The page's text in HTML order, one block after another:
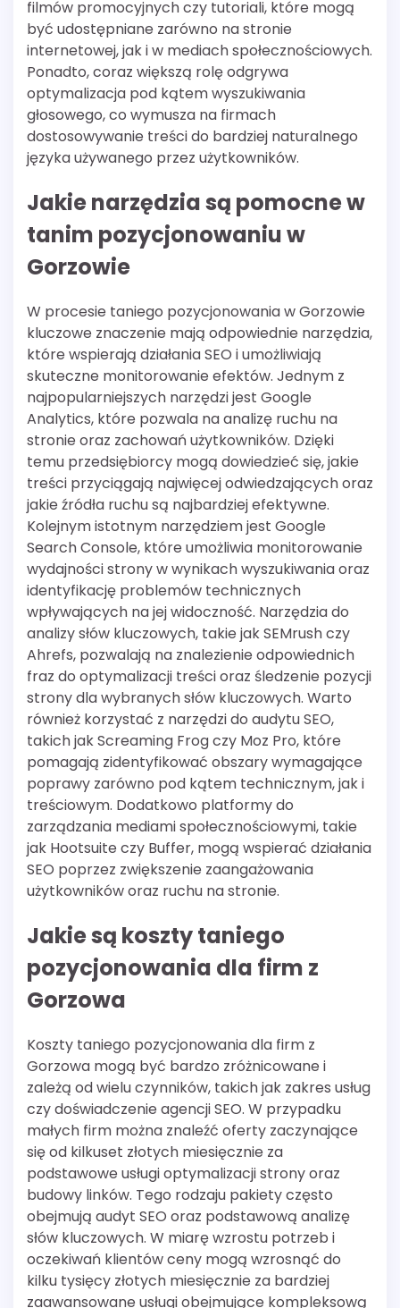
filmów promocyjnych czy tutoriali, które mogą
być udostępniane zarówno na stronie
internetowej, jak i w mediach społecznościowych.
Ponadto, coraz większą rolę odgrywa
optymalizacja pod kątem wyszukiwania
głosowego, co wymusza na firmach
dostosowywanie treści do bardziej naturalnego
języka używanego przez użytkowników.
Jakie narzędzia są pomocne w
tanim pozycjonowaniu w
Gorzowie
W procesie taniego pozycjonowania w Gorzowie
kluczowe znaczenie mają odpowiednie narzędzia,
które wspierają działania SEO i umożliwiają
skuteczne monitorowanie efektów. Jednym z
najpopularniejszych narzędzi jest Google
Analytics, które pozwala na analizę ruchu na
stronie oraz zachowań użytkowników. Dzięki
temu przedsiębiorcy mogą dowiedzieć się, jakie
treści przyciągają najwięcej odwiedzających oraz
jakie źródła ruchu są najbardziej efektywne.
Kolejnym istotnym narzędziem jest Google
Search Console, które umożliwia monitorowanie
wydajności strony w wynikach wyszukiwania oraz
identyfikację problemów technicznych
wpływających na jej widoczność. Narzędzia do
analizy słów kluczowych, takie jak SEMrush czy
Ahrefs, pozwalają na znalezienie odpowiednich
fraz do optymalizacji treści oraz śledzenie pozycji
strony dla wybranych słów kluczowych. Warto
również korzystać z narzędzi do audytu SEO,
takich jak Screaming Frog czy Moz Pro, które
pomagają zidentyfikować obszary wymagające
poprawy zarówno pod kątem technicznym, jak i
treściowym. Dodatkowo platformy do
zarządzania mediami społecznościowymi, takie
jak Hootsuite czy Buffer, mogą wspierać działania
SEO poprzez zwiększenie zaangażowania
użytkowników oraz ruchu na stronie.
Jakie są koszty taniego
pozycjonowania dla firm z
Gorzowa
Koszty taniego pozycjonowania dla firm z
Gorzowa mogą być bardzo zróżnicowane i
zależą od wielu czynników, takich jak zakres usług
czy doświadczenie agencji SEO. W przypadku
małych firm można znaleźć oferty zaczynające
się od kilkuset złotych miesięcznie za
podstawowe usługi optymalizacji strony oraz
budowy linków. Tego rodzaju pakiety często
obejmują audyt SEO oraz podstawową analizę
słów kluczowych. W miarę wzrostu potrzeb i
oczekiwań klientów ceny mogą wzrosnąć do
kilku tysięcy złotych miesięcznie za bardziej
zaawansowane usługi obejmujące kompleksową